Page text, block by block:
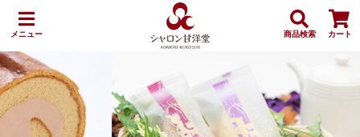
メニュー 商品検索 カート